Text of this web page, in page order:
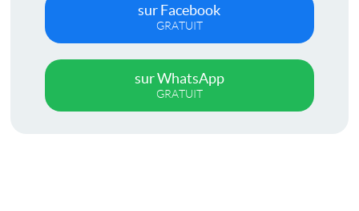
sur Facebook
GRATUIT
sur WhatsApp
GRATUIT